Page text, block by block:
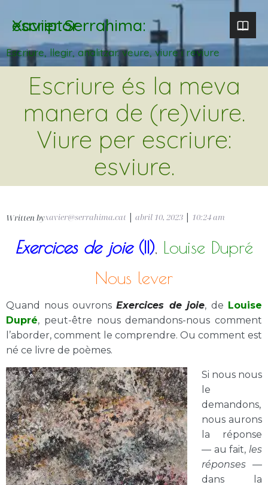
Xavier Serrahima: escriptor
Escriure, llegir, analitzar. veure, viure i reviure
Escriure és la meva
manera de (re)viure.
Viure per escriure:
esviure.
Written byxavier@serrahima.cat abril 10, 2023 10:24 am
Exercices de joie (II), Louise Dupré
Nous lever
Quand nous ouvrons Exercices de joie, de Louise
Dupré, peut-être nous demandons-nous comment
l’aborder, comment le comprendre. Ou comment est
né ce livre de poèmes.
Si nous nous
le
demandons,
nous aurons
la réponse
— au fait, les
réponses —
dans la